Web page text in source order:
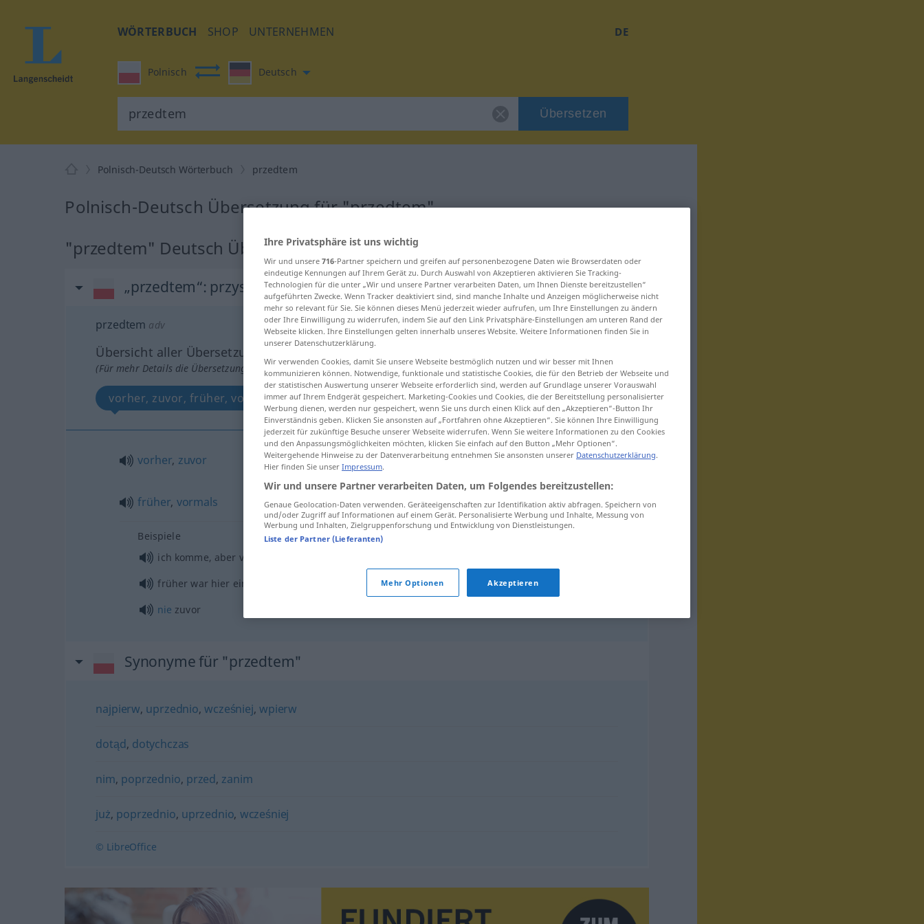
WÖRTERBUCH SHOP UNTERNEHMEN DE
Polnisch Deutsch
Übersetzen
Polnisch-Deutsch Wörterbuch przedtem
Polnisch-Deutsch Übersetzung für "przedtem"
"przedtem" Deutsch Übersetzung
„przedtem“: przysłówek
przedtem adv
Übersicht aller Übersetzungen
(Für mehr Details die Übersetzung anklicken/antippen)
vorher, zuvor, früher, vormals
vorher, zuvor przedtemnajpierw
früher, vormals przedtem kiedyś
Beispiele
ich komme, aber vorher rufe ich an
früher war hier ein
przedtem tu ogród
nie zuvor
Synonyme für "przedtem"
najpierw, uprzednio,wcześniej,wpierw
dotąd, dotychczas
nim, poprzednio, przed, zanim
już, poprzednio, uprzednio, wcześniej
© LibreOffice
Ihre Privatsphäre ist uns wichtig
Wir und unsere 716-Partner speichern und greifen auf personenbezogene Daten wie Browserdaten oder
eindeutige Kennungen auf Ihrem Gerät zu. Durch Auswahl von Akzeptieren aktivieren Sie Tracking-
Technologien für die unter „Wir und unsere Partner verarbeiten Daten, um Ihnen Dienste bereitzustellen“
aufgeführten Zwecke. Wenn Tracker deaktiviert sind, sind manche Inhalte und Anzeigen möglicherweise nicht
mehr so relevant für Sie. Sie können dieses Menü jederzeit wieder aufrufen, um Ihre Einstellungen zu ändern
oder Ihre Einwilligung zu widerrufen, indem Sie auf den Link Privatsphäre-Einstellungen am unteren Rand der
Webseite klicken. Ihre Einstellungen gelten innerhalb unseres Website. Weitere Informationen finden Sie in
unserer Datenschutzerklärung.
Wir verwenden Cookies, damit Sie unsere Webseite bestmöglich nutzen und wir besser mit Ihnen
kommunizieren können. Notwendige, funktionale und statistische Cookies, die für den Betrieb der Webseite und
der statistischen Auswertung unserer Webseite erforderlich sind, werden auf Grundlage unserer Vorauswahl
immer auf Ihrem Endgerät gespeichert. Marketing-Cookies und Cookies, die der Bereitstellung personalisierter
Werbung dienen, werden nur gespeichert, wenn Sie uns durch einen Klick auf den „Akzeptieren“-Button Ihr
Einverständnis geben. Klicken Sie ansonsten auf „Fortfahren ohne Akzeptieren“. Sie können Ihre Einwilligung
jederzeit für zukünftige Besuche unserer Webseite widerrufen. Wenn Sie weitere Informationen zu den Cookies
und den Anpassungsmöglichkeiten möchten, klicken Sie einfach auf den Button „Mehr Optionen“.
Weitergehende Hinweise zu der Datenverarbeitung entnehmen Sie ansonsten unserer Datenschutzerklärung.
Hier finden Sie unser Impressum.
Wir und unsere Partner verarbeiten Daten, um Folgendes bereitzustellen:
Genaue Geolocation-Daten verwenden. Geräteeigenschaften zur Identifikation aktiv abfragen. Speichern von
und/oder Zugriff auf Informationen auf einem Gerät. Personalisierte Werbung und Inhalte, Messung von
Werbung und Inhalten, Zielgruppenforschung und Entwicklung von Dienstleistungen.
Liste der Partner (Lieferanten)
Mehr Optionen Akzeptieren